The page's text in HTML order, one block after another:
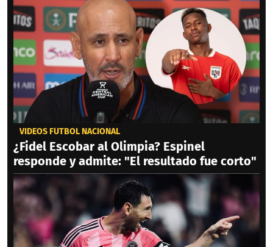
VIDEOS FÚTBOL NACIONAL
¿Fidel Escobar al Olimpia? Espinel
responde y admite: "El resultado fue corto"